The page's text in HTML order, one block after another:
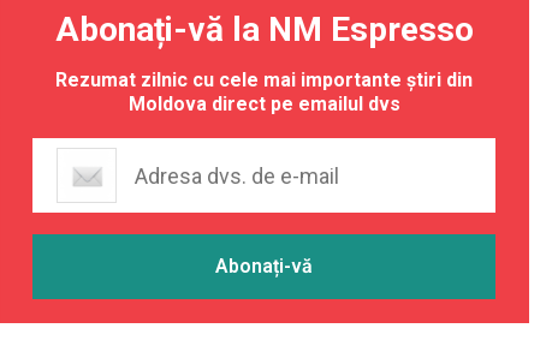
Abonați-vă la NM Espresso
Rezumat zilnic cu cele mai importante știri din
Moldova direct pe emailul dvs